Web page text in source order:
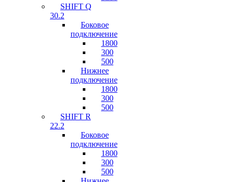
SHIFT Q
30.2
Боковое
подключение
1800
300
500
Нижнее
подключение
1800
300
500
SHIFT R
22.2
Боковое
подключение
1800
300
500